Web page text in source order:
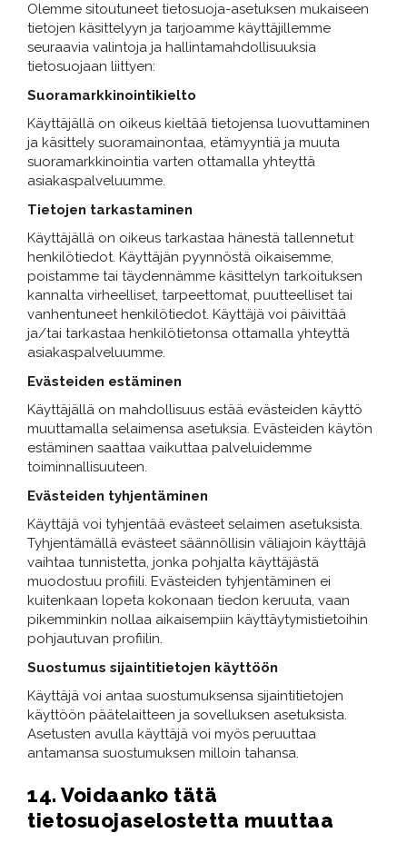
Olemme sitoutuneet tietosuoja-asetuksen mukaiseen
tietojen käsittelyyn ja tarjoamme käyttäjillemme
seuraavia valintoja ja hallintamahdollisuuksia
tietosuojaan liittyen:
Suoramarkkinointikielto
Käyttäjällä on oikeus kieltää tietojensa luovuttaminen
ja käsittely suoramainontaa, etämyyntiä ja muuta
suoramarkkinointia varten ottamalla yhteyttä
asiakaspalveluumme.
Tietojen tarkastaminen
Käyttäjällä on oikeus tarkastaa hänestä tallennetut
henkilötiedot. Käyttäjän pyynnöstä oikaisemme,
poistamme tai täydennämme käsittelyn tarkoituksen
kannalta virheelliset, tarpeettomat, puutteelliset tai
vanhentuneet henkilötiedot. Käyttäjä voi päivittää
ja/tai tarkastaa henkilötietonsa ottamalla yhteyttä
asiakaspalveluumme.
Evästeiden estäminen
Käyttäjällä on mahdollisuus estää evästeiden käyttö
muuttamalla selaimensa asetuksia. Evästeiden käytön
estäminen saattaa vaikuttaa palveluidemme
toiminnallisuuteen.
Evästeiden tyhjentäminen
Käyttäjä voi tyhjentää evästeet selaimen asetuksista.
Tyhjentämällä evästeet säännöllisin väliajoin käyttäjä
vaihtaa tunnistetta, jonka pohjalta käyttäjästä
muodostuu profiili. Evästeiden tyhjentäminen ei
kuitenkaan lopeta kokonaan tiedon keruuta, vaan
pikemminkin nollaa aikaisempiin käyttäytymistietoihin
pohjautuvan profiilin.
Suostumus sijaintitietojen käyttöön
Käyttäjä voi antaa suostumuksensa sijaintitietojen
käyttöön päätelaitteen ja sovelluksen asetuksista.
Asetusten avulla käyttäjä voi myös peruuttaa
antamansa suostumuksen milloin tahansa.
14. Voidaanko tätä
tietosuojaselostetta muuttaa